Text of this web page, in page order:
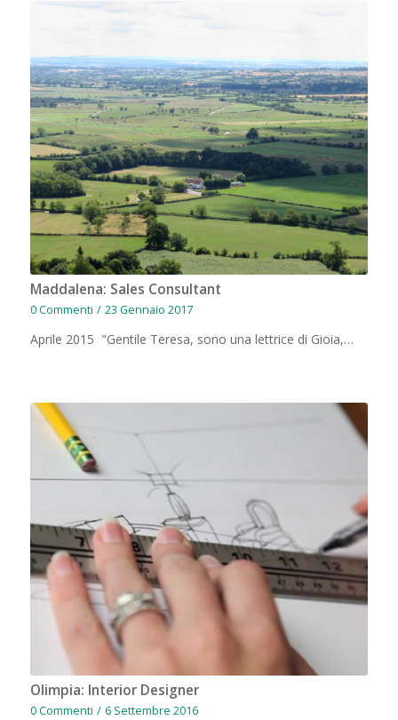
Maddalena: Sales Consultant
0 Commenti / 23 Gennaio 2017
Aprile 2015 "Gentile Teresa, sono una lettrice di Gioia,…
Olimpia: Interior Designer
0 Commenti / 6 Settembre 2016